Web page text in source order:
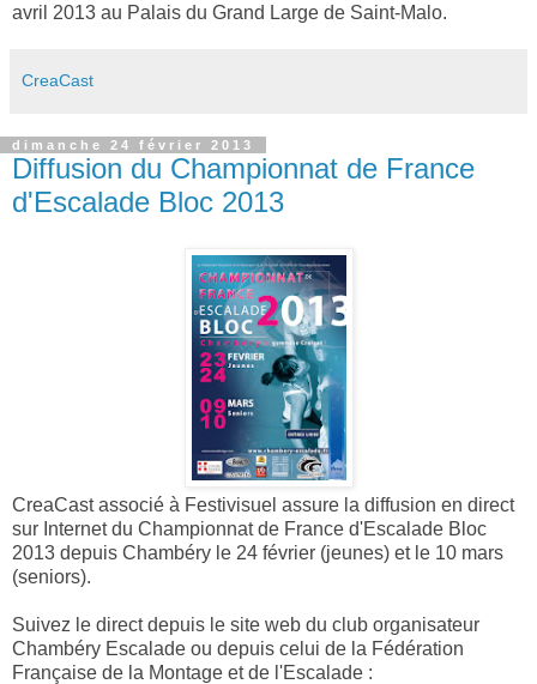
avril 2013 au Palais du Grand Large de Saint-Malo.
CreaCast
dimanche 24 février 2013
Diffusion du Championnat de France
d'Escalade Bloc 2013
CreaCast associé à Festivisuel assure la diffusion en direct
sur Internet du Championnat de France d'Escalade Bloc
2013 depuis Chambéry le 24 février (jeunes) et le 10 mars
(seniors).
Suivez le direct depuis le site web du club organisateur
Chambéry Escalade ou depuis celui de la Fédération
Française de la Montage et de l'Escalade :